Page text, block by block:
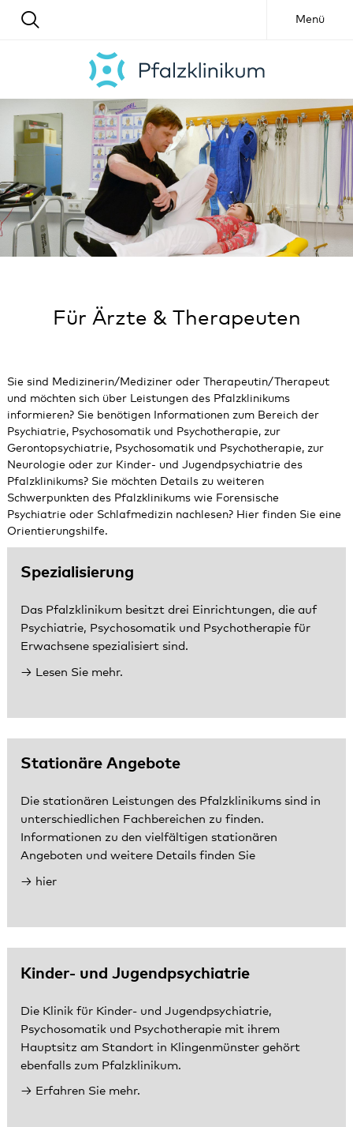
Menü
Für Ärzte & Therapeuten
Sie sind Medizinerin/Mediziner oder Therapeutin/Therapeut
und möchten sich über Leistungen des Pfalzklinikums
informieren? Sie benötigen Informationen zum Bereich der
Psychiatrie, Psychosomatik und Psychotherapie, zur
Gerontopsychiatrie, Psychosomatik und Psychotherapie, zur
Neurologie oder zur Kinder- und Jugendpsychiatrie des
Pfalzklinikums? Sie möchten Details zu weiteren
Schwerpunkten des Pfalzklinikums wie Forensische
Psychiatrie oder Schlafmedizinnachlesen? Hier finden Sie eine
Orientierungshilfe.
Spezialisierung
Das Pfalzklinikum besitzt drei Einrichtungen, die auf
Psychiatrie, Psychosomatik und Psychotherapie für
Erwachsene spezialisiert sind.
Lesen Sie mehr.
Stationäre Angebote
Die stationären Leistungen des Pfalzklinikums sind in
unterschiedlichen Fachbereichen zu finden.
Informationen zu den vielfältigen stationären
Angeboten und weitere Details finden Sie
hier
Kinder- und Jugendpsychiatrie
Die Klinik für Kinder- und Jugendpsychiatrie,
Psychosomatik und Psychotherapie mit ihrem
Hauptsitz am Standort in Klingenmünster gehört
ebenfalls zum Pfalzklinikum.
Erfahren Sie mehr.